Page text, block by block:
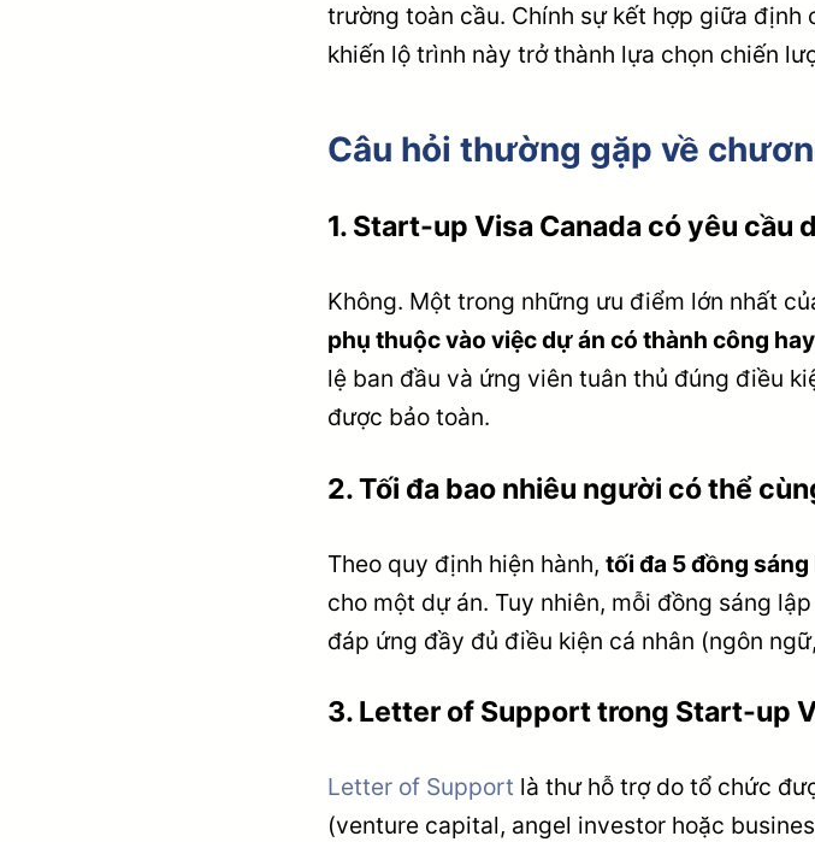
trường toàn cầu. Chính sự kết hợp giữa
khiến lộ trình này trở thành lựa chọn chiến
Câu hỏi thường gặp về
1. Start-up Visa Canada có yêu cầu
Không. Một trong những ưu điểm lớn nhất
phụ thuộc vào việc dự án có thành công
lệ ban đầu và ứng viên tuân thủ đúng điều
được bảo toàn.
2.Tối đa bao nhiêu người có thể
Theo quy định hiện hành, tối đa 5 đồng sáng
cho một dự án. Tuy nhiên, mỗi đồng sáng
đáp ứng đầy đủ điều kiện cá nhân (ngôn
3. Letter of Support trong Start-up
Letter of Support là thư hỗ trợ do tổ chức
(venture capital, angel investor hoặc